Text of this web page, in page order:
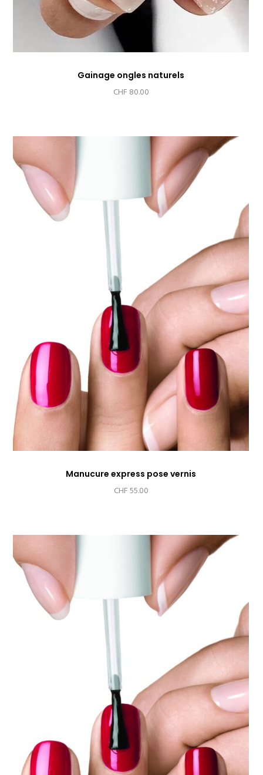
Gainage ongles naturels
CHF 80.00
Manucure express pose vernis
CHF55.00